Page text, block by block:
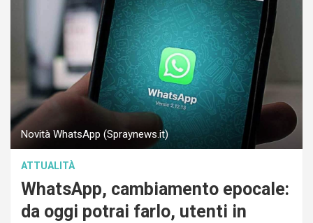
Novità WhatsApp (Spraynews.it)
ATTUALITÀ
WhatsApp, cambiamento epocale:
da oggi potrai farlo, utenti in